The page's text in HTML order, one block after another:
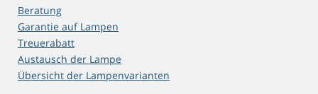
Beratung
Garantie auf Lampen
Treuerabatt
Austausch der Lampe
Übersicht der Lampenvarianten